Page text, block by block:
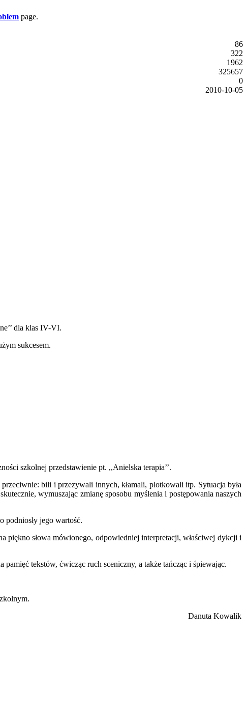
page.
86
322
1962
325657
0
2010-10-05
dla klas IV-VI.
sukcesem.
szkolnej przedstawienie pt. ,,Anielska terapia’’.
bili i przezywali innych, kłamali, plotkowali itp. Sytuacja była
wymuszając zmianę sposobu myślenia i postępowania naszych
podniosły jego wartość.
piękno słowa mówionego, odpowiedniej interpretacji, właściwej dykcji i
tekstów, ćwicząc ruch sceniczny, a także tańcząc i śpiewając.
Kowalik